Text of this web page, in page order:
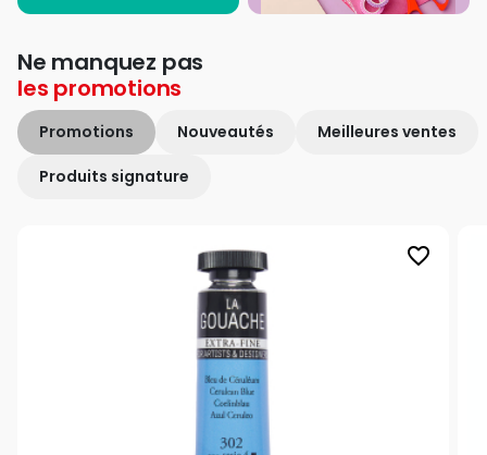
Ne manquez pas
les promotions
Promotions Nouveautés Meilleures ventes
Produits signature
favorite_border